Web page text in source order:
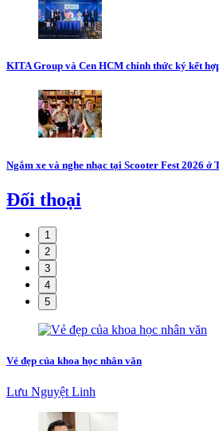
KITA Group và Cen HCM chính thức ký kết
Ngắm xe và nghe nhạc tại Scooter Fest 2026 ở
Đối thoại
1
2
3
4
5
Vẻ đẹp của khoa học nhân văn
Lưu Nguyệt Linh